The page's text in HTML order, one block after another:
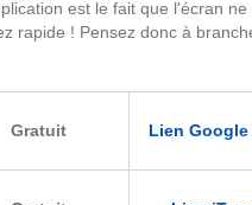
est le fait que l'écran
rapide ! Pensez donc à
Gratuit Lien Google